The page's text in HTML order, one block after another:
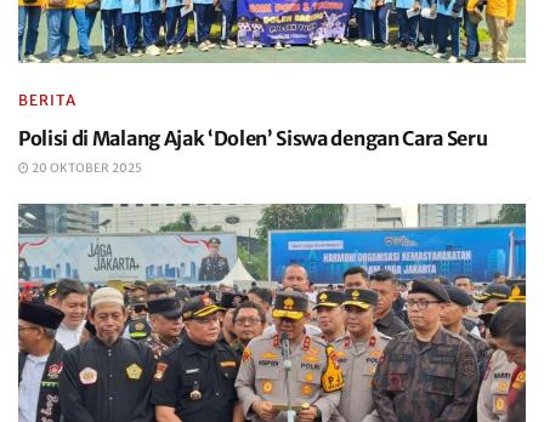
BERITA
Polisi di Malang Ajak ‘Dolen’ Siswa dengan Cara Seru
20 OKTOBER 2025